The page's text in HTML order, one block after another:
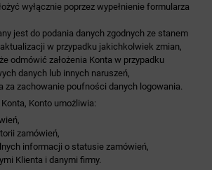
wyłącznie poprzez wypełnienie formularza
jest do podania danych zgodnych ze stanem
w przypadku jakichkolwiek zmian,
odmówić założenia Konta w przypadku
danych lub innych naruszeń,
zachowanie poufności danych logowania.
Konto umożliwia:
zamówień,
informacji o statusie zamówień,
Klienta i danymi firmy.